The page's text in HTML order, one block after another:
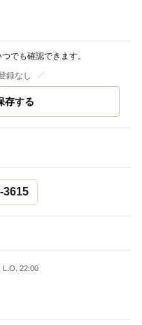
でも確認できます。
録なし
存する
3615
L.O. 22:00